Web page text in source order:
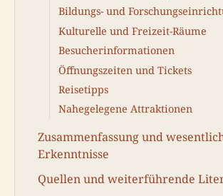
Bildungs- und
Kulturelle und Freizeit-Räume
Besucherinformationen
Öffnungszeiten und Tickets
Reisetipps
Nahegelegene Attraktionen
Zusammenfassung und
Erkenntnisse
Quellen und weiterführende